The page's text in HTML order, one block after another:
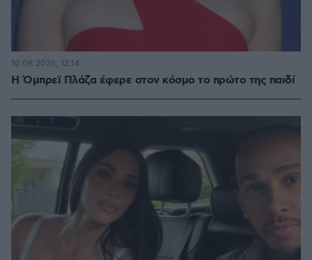
Η Όμπρεϊ Πλάζα έφερε στον κόσμο το πρώτο της παιδί
10.08.2026, 12:14